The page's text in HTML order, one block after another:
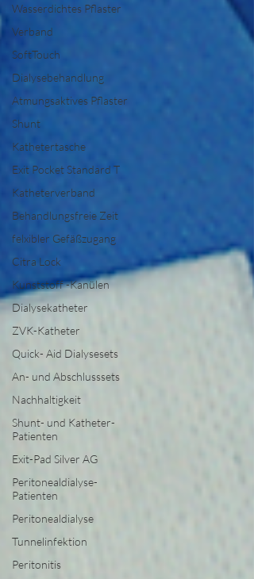
Wasserdichtes Pflaster
Verband
SoftTouch
Dialysebehandlung
Atmungsaktives Pflaster
Shunt
Kathetertasche
Exit Pocket Standard T
Katheterverband
Behandlungsfreie Zeit
felxibler Gefäßzugang
Citra Lock
Kunststoff -Kanülen
Dialysekatheter
ZVK-Katheter
Quick- Aid Dialysesets
An- und Abschlusssets
Nachhaltigkeit
Shunt- und Katheter-
Patienten
Exit-Pad Silver AG
Peritonealdialyse-
Patienten
Peritonealdialyse
Tunnelinfektion
Peritonitis